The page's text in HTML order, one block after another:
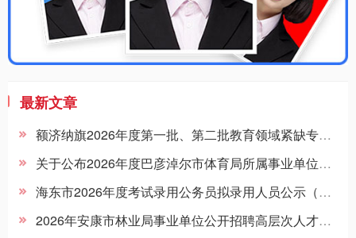
最新文章
额济纳旗2026年度第一批、第二批教育领域紧缺专业教师校园招聘拟聘人员的公示
关于公布2026年度巴彦淖尔市体育局所属事业单位公开招聘工作人员考试总成绩及进入体检考察范围人员名单的公告
海东市2026年度考试录用公务员拟录用人员公示（第三批）
2026年安康市林业局事业单位公开招聘高层次人才拟聘用人员公示